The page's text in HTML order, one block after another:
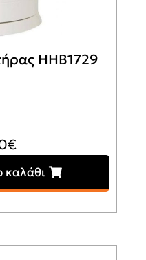
HHB1729
€
καλάθι